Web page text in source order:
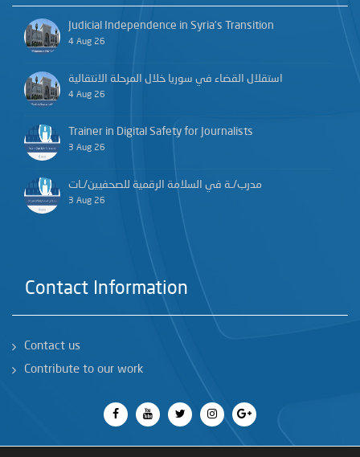
Judicial Independence in Syria’s Transition
4 Aug 26
استقلال القضاء في سوريا خلال المرحلة الانتقالية
4 Aug 26
Trainer in Digital Safety for Journalists
3 Aug 26
مدرب/ـة في السلامة الرقمية للصحفيين/ـات
3 Aug 26
Contact Information
Contact us
Contribute to our work